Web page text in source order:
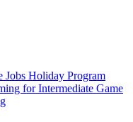
Jobs Holiday Program
for Intermediate Game